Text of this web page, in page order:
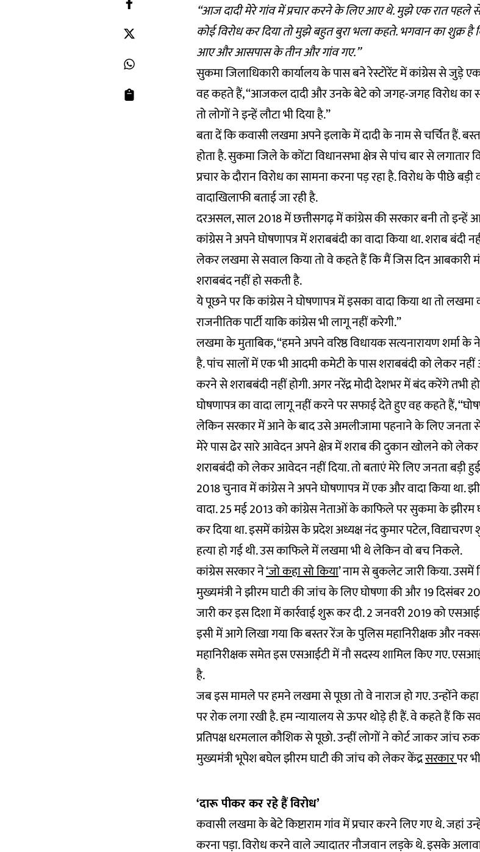
‘‘आज दादी मेरे गांव में प्रचार करने के लिए आए थे. मुझे एक रात पहले
कोई विरोध कर दिया तो मुझे बहुत बुरा भला कहते. भगवान का शुक्र है
आए और आसपास के तीन और गांव गए.’’
सुकमा जिलाधिकारी कार्यालय के पास बने रेस्टोरेंट में कांग्रेस से जुड़े
वह कहते हैं, ‘‘आजकल दादी और उनके बेटे को जगह-जगह विरोध का
तो लोगों ने इन्हें लौटा भी दिया है.’’
बता दें कि कवासी लखमा अपने इलाके में दादी के नाम से चर्चित हैं.
होता है. सुकमा जिले के कोंटा विधानसभा क्षेत्र से पांच बार से
प्रचार के दौरान विरोध का सामना करना पड़ रहा है. विरोध के पीछे
वादाखिलाफी बताई जा रही है.
दरअसल, साल 2018 में छत्तीसगढ़ में कांग्रेस की सरकार बनी तो इन्हें
कांग्रेस ने अपने घोषणापत्र में शराबबंदी का वादा किया था. शराब बंदी
लेकर लखमा से सवाल किया तो वे कहते हैं कि मैं जिस दिन आबकारी
शराबबंद नहीं हो सकती है.
ये पूछने पर कि कांग्रेस ने घोषणापत्र में इसका वादा किया था तो
राजनीतिक पार्टी याकि कांग्रेस भी लागू नहीं करेगी.”
लखमा के मुताबिक, “हमने अपने वरिष्ठ विधायक सत्यनारायण शर्मा
है. पांच सालों में एक भी आदमी कमेटी के पास शराबबंदी को लेकर नहीं
करने से शराबबंदी नहीं होगी. अगर नरेंद्र मोदी देशभर में बंद करेंगे तभी
घोषणापत्र का वादा लागू नहीं करने पर सफाई देते हुए वह कहते हैं,
लेकिन सरकार में आने के बाद उसे अमलीजामा पहनाने के लिए जनता से
मेरे पास ढेर सारे आवेदन अपने क्षेत्र में शराब की दुकान खोलने को
शराबबंदी को लेकर आवेदन नहीं दिया. तो बताएं मेरे लिए जनता बड़ी हुई
2018 चुनाव में कांग्रेस ने अपने घोषणापत्र में एक और वादा किया था.
वादा. 25 मई 2013 को कांग्रेस नेताओं के काफिले पर सुकमा के झीरम
कर दिया था. इसमें कांग्रेस के प्रदेश अध्यक्ष नंद कुमार पटेल,
हत्या हो गई थी. उस काफिले में लखमा भी थे लेकिन वो बच निकले.
कांग्रेस सरकार ने‘जो कहा सो किया’ नाम से बुकलेट जारी किया.
मुख्यमंत्री ने झीरम घाटी की जांच के लिए घोषणा की और 19
जारी कर इस दिशा में कार्रवाई शुरू कर दी. 2 जनवरी 2019 को
इसी में आगे लिखा गया कि बस्तर रेंज के पुलिस महानिरीक्षक और
महानिरीक्षक समेत इस एसआईटी में नौ सदस्य शामिल किए गए.
है.
जब इस मामले पर हमने लखमा से पूछा तो वे नाराज हो गए. उन्होंने
पर रोक लगा रखी है. हम न्यायालय से ऊपर थोड़े ही हैं. वे कहते हैं कि
प्रतिपक्ष धरमलाल कौशिक से पूछो. उन्हीं लोगों ने कोर्ट जाकर जांच
मुख्यमंत्री भूपेश बघेल झीरम घाटी की जांच को लेकर केंद्रसरकारपर
‘दारू पीकर कर रहे हैं विरोध’
कवासी लखमा के बेटे किष्टाराम गांव में प्रचार करने लिए गए थे. जहां
करना पड़ा. विरोध करने वाले ज्यादातर नौजवान लड़के थे. इसके